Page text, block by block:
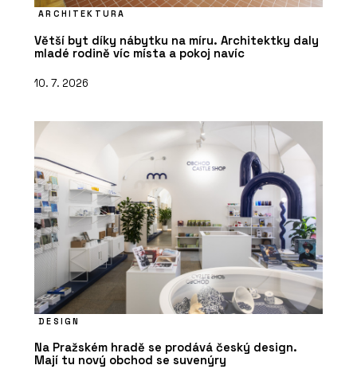
ARCHITEKTURA
Větší byt díky nábytku na míru. Architektky daly
mladé rodině víc místa a pokoj navíc
10. 7. 2026
DESIGN
Na Pražském hradě se prodává český design.
Mají tu nový obchod se suvenýry